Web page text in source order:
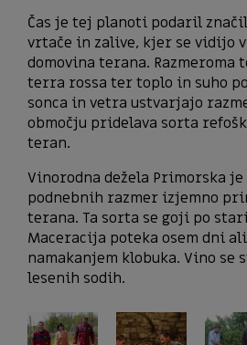
Čas je tej planoti podaril
vrtače in zalive, kjer se vidijo
domovina terana. Razmeroma
terra rossa ter toplo in suho
sonca in vetra ustvarjajo
območju pridelava sorta
teran.
Vinorodna dežela Primorska
podnebnih razmer izjemno
terana. Ta sorta se goji po
Maceracija poteka osem dni
namakanjem klobuka. Vino se
lesenih sodih.